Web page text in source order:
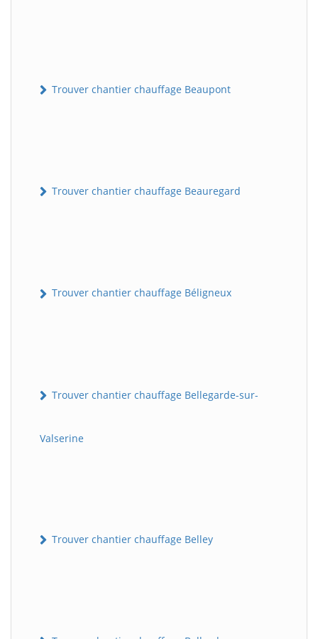
Trouver chantier chauffage Beaupont
Trouver chantier chauffage Beauregard
Trouver chantier chauffage Béligneux
Trouver chantier chauffage Bellegarde-sur-
Valserine
Trouver chantier chauffage Belley